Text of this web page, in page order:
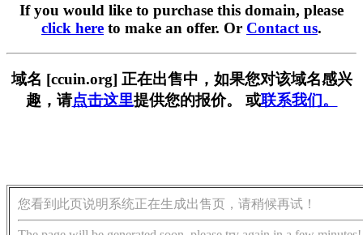
If you would like to purchase this domain, please
click here to make an offer. Or Contact us.
域名 [ccuin.org] 正在出售中，如果您对该域名感兴
趣，请点击这里提供您的报价。 或联系我们。
您看到此页说明系统正在生成出售页，请稍候再试！